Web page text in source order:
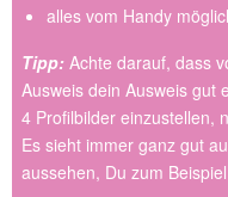
alles vom Handy
Tipp: Achte darauf, dass
Ausweis dein Ausweis gut
4 Profilbilder einzustellen,
Es sieht immer ganz gut
aussehen, Du zum